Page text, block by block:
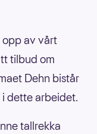
av vårt
tilbud om
Dehn bistår
dette arbeidet.
tallrekka